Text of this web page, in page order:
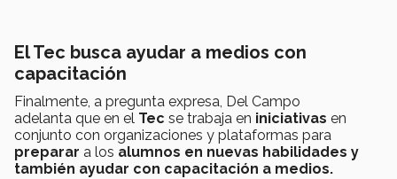
El Tec busca ayudar a medios con
capacitación
Finalmente, a pregunta expresa, Del Campo
adelanta que en el Tec se trabaja en iniciativas en
conjunto con organizaciones y plataformas para
preparar a los alumnos en nuevas habilidades y
también ayudar con capacitación a medios.